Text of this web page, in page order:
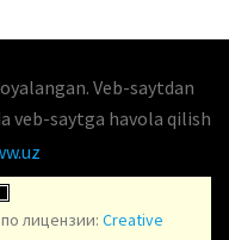
Veb-saytdan
veb-saytga havola qilish
лицензии: Creative